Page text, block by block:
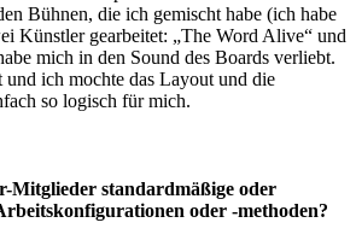
Bühnen, die ich gemischt habe (ich habe
Künstler gearbeitet: „The Word Alive“ und
mich in den Sound des Boards verliebt.
und ich mochte das Layout und die
so logisch für mich.
Mitglieder standardmäßige oder
oder -methoden?